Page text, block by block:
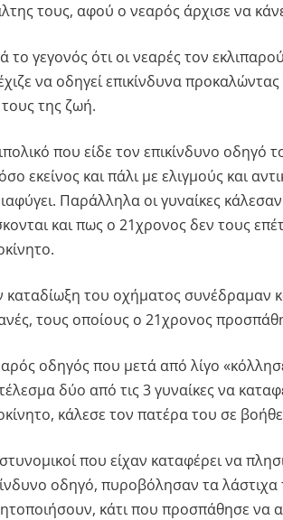
τους, αφού ο νεαρός άρχισε να
το γεγονός ότι οι νεαρές τον
να οδηγεί επικίνδυνα
τους της ζωή.
που είδε τον επικίνδυνο οδηγό
εκείνος και πάλι με ελιγμούς και
Παράλληλα οι γυναίκες
και πως ο 21χρονος δεν τους
καταδίωξη του οχήματος συνέδραμαν
τους οποίους ο 21χρονος
οδηγός που μετά από λίγο
δύο από τις 3 γυναίκες να
κάλεσε τον πατέρα του σε
που είχαν καταφέρει να
οδηγό, πυροβόλησαν τα
κάτι που προσπάθησε να